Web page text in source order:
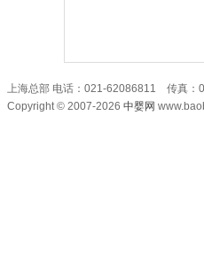
上海总部 电话：021-62086811 传真
Copyright © 2007-2026 中婴网